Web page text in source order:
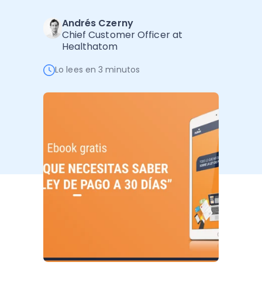
Administración Empresarial
Software Factura y Administración
Andrés Czerny
Chief Customer Officer at
Healthatom
Lo lees en 3 minutos